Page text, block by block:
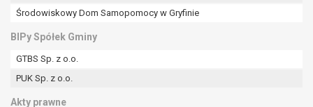
Środowiskowy Dom Samopomocy w Gryfinie
BIPy Spółek Gminy
GTBS Sp. z o.o.
PUK Sp. z o.o.
Akty prawne